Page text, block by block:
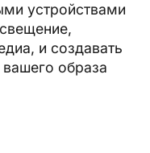
устройствами
и создавать
образа